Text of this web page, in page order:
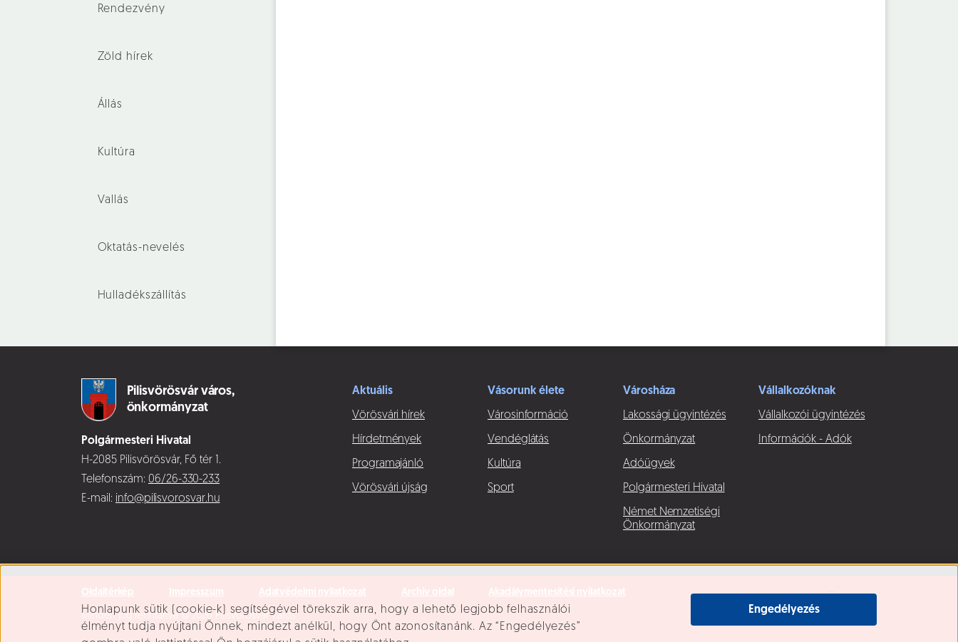
Süti beállítások
Honlapunk sütik (cookie-k) segítségével törekszik arra, hogy a lehető legjobb felhasználói
élményt tudja nyújtani Önnek, mindezt anélkül, hogy Önt azonosítanánk. Az “Engedélyezés”
Engedélyezés
Rendezvény
Zöld hírek
Állás
Kultúra
Vallás
Oktatás-nevelés
Hulladékszállítás
Pilisvörösvár város,
önkormányzat
Polgármesteri Hivatal
H-2085 Pilisvörösvár, Fő tér 1.
Telefonszám: 06/26-330-233
E-mail: info@pilisvorosvar.hu
Aktuális
Vörösvári hírek
Hírdetmények
Programajánló
Vörösvári újság
Vásorunk élete
Városinformáció
Vendéglátás
Kultúra
Sport
Városháza
Lakossági ügyintézés
Önkormányzat
Adóügyek
Polgármesteri Hivatal
Német Nemzetiségi
Önkormányzat
Vállalkozóknak
Vállalkozói ügyintézés
Információk - Adók
Minden jog fenntartva © 2026 Pilisvörösvár Város